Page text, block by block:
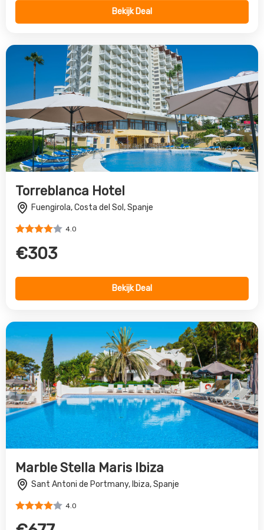
€303
Bekijk Deal
Marble Stella Maris Ibiza
Sant Antoni de Portmany, Ibiza, Spanje
€677
Bekijk Deal
Abora Continental by Lopesan Hotels